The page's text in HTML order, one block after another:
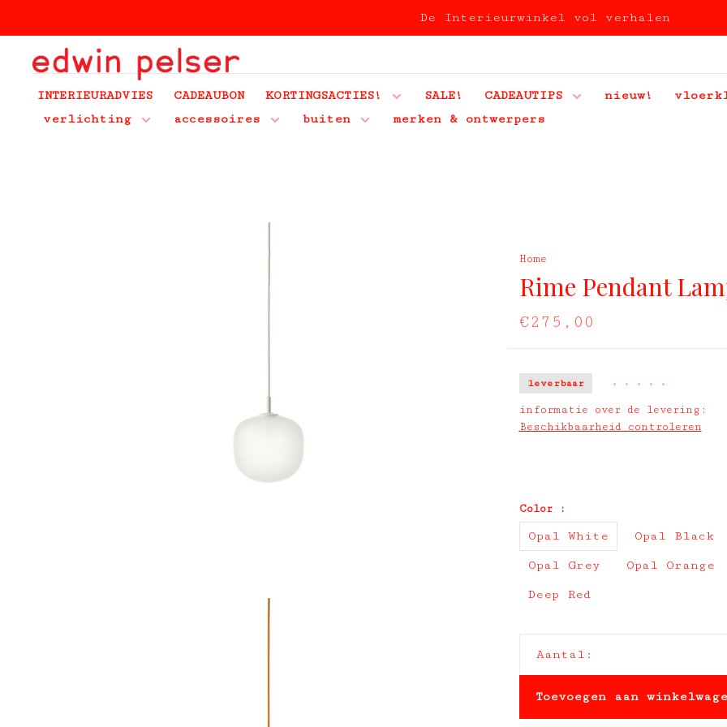
De Interieurwinkel vol verhalen
INTERIEURADVIES CADEAUBON KORTINGSACTIES! SALE! CADEAUTIPS nieuw!
verlichting
accessoires buiten merken & ontwerpers
Home
Rime Pendant
€275,00
leverbaar • • • • •
informatie over de levering:
Beschikbaarheid controleren
Color :
Opal White Opal Black
Opal Grey Opal Orange
Deep Red
Aantal:
Toevoegen aan